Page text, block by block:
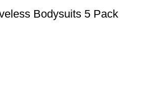
Bodysuits 5 Pack